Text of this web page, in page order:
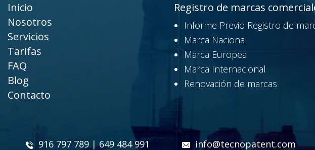
Inicio
Nosotros
Servicios
Tarifas
FAQ
Blog
Contacto
Registro de marcas
Informe Previo Registro de
Marca Nacional
Marca Europea
Marca Internacional
Renovación de marcas
916 797 789 | 649 484 991 info@tecnopatent.com